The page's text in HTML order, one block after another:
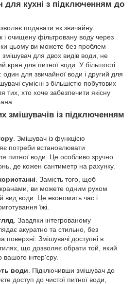
для кухні з підключенням до
подавати як звичайну
і очищену фільтровану воду через
цьому ви можете без проблем
змішувач для двох видів води, не
кран для питної води. У більшості
для звичайної води і другий для
сумісні з більшістю побутових
тих, хто хоче забезпечити якісну
змішувачів із підключенням
. Змішувач із функцією
потреби встановлювати
питної води. Це особливо зручно
де кожен сантиметр на рахунку.
. Замість того, щоб
ви можете одним рухом
вид води. Це економить час і
їжі.
. Завдяки інтегрованому
акуратно та стильно, без
поверхні. Змішувачі доступні в
що дозволяє обрати той, який
вашого інтер'єру.
води . Підключивши змішувач до
доступ до чистої питної води,